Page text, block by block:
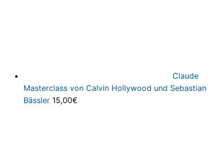
Claude
Masterclass von Calvin Hollywood und Sebastian
Bässler 15,00€